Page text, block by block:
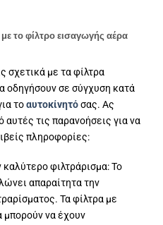
το φίλτρο εισαγωγής αέρα
σχετικά με τα φίλτρα
οδηγήσουν σε σύγχυση κατά
τοαυτοκίνητόσας. Ας
τις παρανοήσεις για να
πληροφορίες:
φιλτράρισμα: Το
απαραίτητα την
Τα φίλτρα με
μπορούν να έχουν